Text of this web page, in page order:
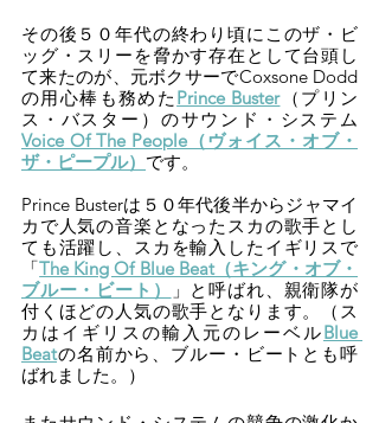
その後５０年代の終わり頃にこのザ・ビ
ッグ・スリーを脅かす存在として台頭し
て来たのが、元ボクサーでCoxsone Dodd
の用心棒も務めた Prince Buster（プリン
ス・バスター）のサウンド・システム
Voice Of The People（ヴォイス・オブ・
ザ・ピープル） です。
Prince Busterは５０年代後半からジャマイ
カで人気の音楽となったスカの歌手とし
ても活躍し、スカを輸入したイギリスで
「The King Of Blue Beat（キング・オブ・
ブルー・ビート）
」と呼ばれ、親衛隊が
付くほどの人気の歌手となります。（ス
カはイギリスの輸入元のレーベルBlue
Beatの名前から、ブルー・ビートとも呼
ばれました。）